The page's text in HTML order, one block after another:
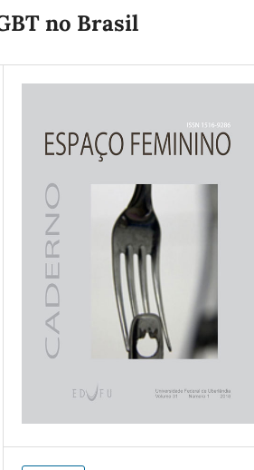
no Brasil